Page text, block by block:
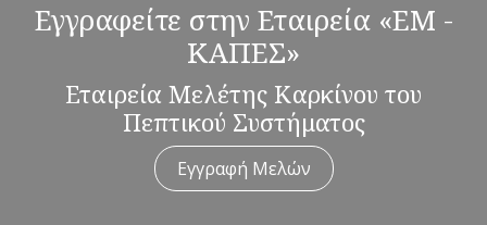
Εγγραφείτε στην Εταιρεία «ΕΜ -
ΚΑΠΕΣ»
Εταιρεία Μελέτης Καρκίνου του
Πεπτικού Συστήματος
Εγγραφή Μελών